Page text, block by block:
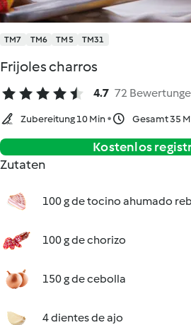
TM7 TM6 TM5 TM31
Frijoles charros
4.7 72
Zubereitung 10 Min Gesamt 35
Kostenlos
Zutaten
100 g de tocino ahumado
100 g de chorizo
150 g de cebolla
4 dientes de ajo